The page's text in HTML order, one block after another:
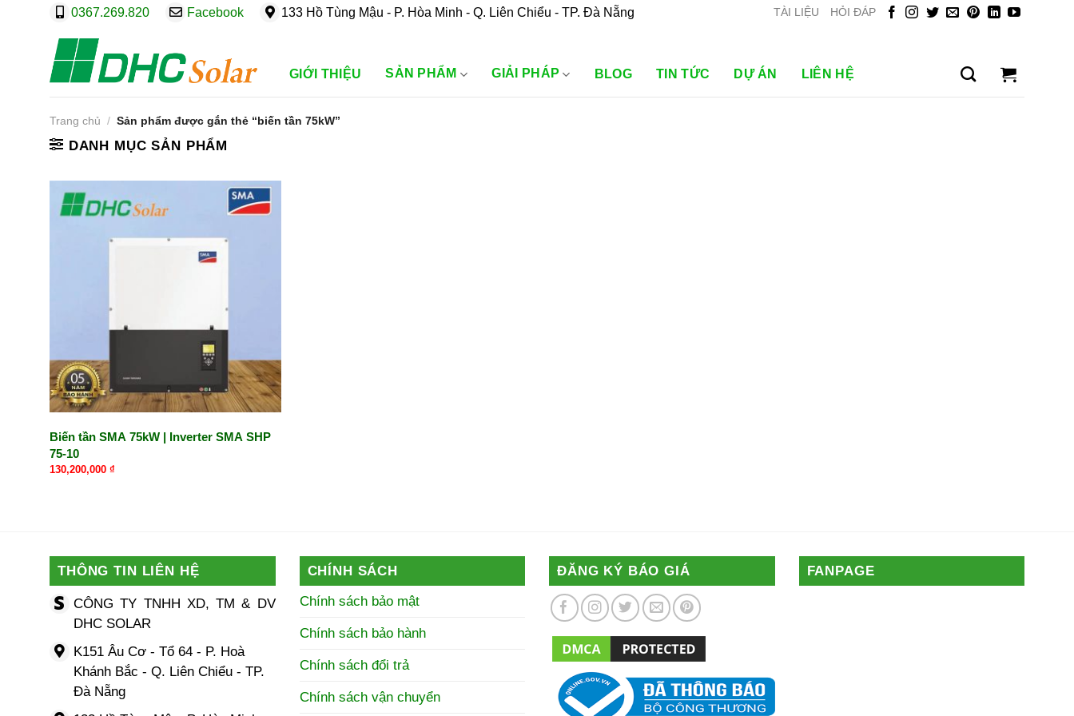
0367.269.820 Facebook 133 Hồ Tùng Mậu - P. Hòa Minh - Q. Liên Chiểu - TP. Đà Nẵng TÀI LIỆU HỎI ĐÁP
GIỚI THIỆU SẢN PHẨM GIẢI PHÁP BLOG TIN TỨC DỰ ÁN LIÊN HỆ
Trang chủ / Sản phẩm được gắn thẻ “biến tần 75kW”
DANH MỤC SẢN PHẨM
Biến tần SMA 75kW | Inverter SMA SHP
75-10
130,200,000 ₫
THÔNG TIN LIÊN HỆ
CÔNG TY TNHH XD, TM & DV
DHC SOLAR
K151 Âu Cơ - Tổ 64 - P. Hoà
Khánh Bắc - Q. Liên Chiểu - TP.
Đà Nẵng
CHÍNH SÁCH
Chính sách bảo mật
Chính sách bảo hành
Chính sách đổi trả
Chính sách vận chuyển
ĐĂNG KÝ BÁO GIÁ FANPAGE